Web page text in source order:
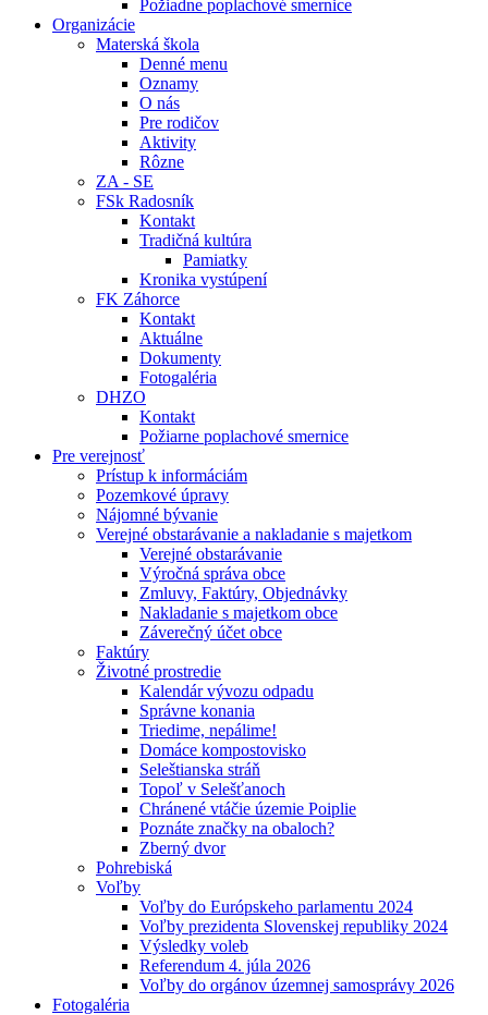
Požiadne poplachové smernice
Organizácie
Materská škola
Denné menu
Oznamy
O nás
Pre rodičov
Aktivity
Rôzne
ZA - SE
FSk Radosník
Kontakt
Tradičná kultúra
Pamiatky
Kronika vystúpení
FK Záhorce
Kontakt
Aktuálne
Dokumenty
Fotogaléria
DHZO
Kontakt
Požiarne poplachové smernice
Pre verejnosť
Prístup k informáciám
Pozemkové úpravy
Nájomné bývanie
Verejné obstarávanie a nakladanie s majetkom
Verejné obstarávanie
Výročná správa obce
Zmluvy, Faktúry, Objednávky
Nakladanie s majetkom obce
Záverečný účet obce
Faktúry
Životné prostredie
Kalendár vývozu odpadu
Správne konania
Triedime, nepálime!
Domáce kompostovisko
Seleštianska stráň
Topoľ v Selešťanoch
Chránené vtáčie územie Poiplie
Poznáte značky na obaloch?
Zberný dvor
Pohrebiská
Voľby
Voľby do Európskeho parlamentu 2024
Voľby prezidenta Slovenskej republiky 2024
Výsledky voleb
Referendum 4. júla 2026
Voľby do orgánov územnej samosprávy 2026
Fotogaléria